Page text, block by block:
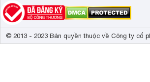
© 2013 - 2023 Bản quyền thuộc về Công ty cổ